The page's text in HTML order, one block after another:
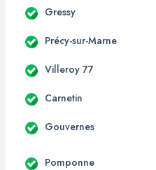
Gressy
Précy-sur-Marne
Villeroy 77
Carnetin
Gouvernes
Pomponne